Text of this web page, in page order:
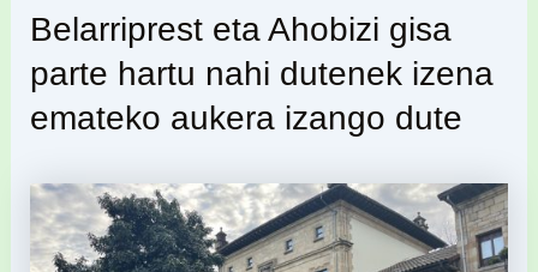
Belarriprest eta Ahobizi gisa
parte hartu nahi dutenek izena
emateko aukera izango dute